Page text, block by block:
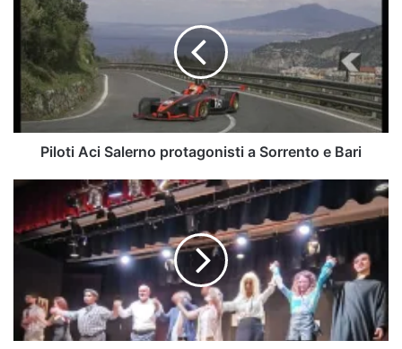
Salerno
protagonisti
Sorrento
Bari
Piloti Aci Salerno protagonisti a Sorrento e Bari
Teatro
Arbostella:
ultimo
appuntamento
dei
“Venerdì”:
in